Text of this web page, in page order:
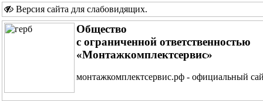
Версия сайта для слабовидящих.
Общество
с ограниченной ответственностью
«Монтажкомплектсервис»
монтажкомплектсервис.рф - официальный